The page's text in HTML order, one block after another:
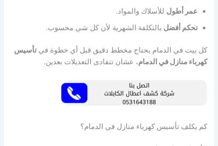
عمر أطول للأسلاك والمواد.
تحكم أفضل بالتكلفة الشهرية لأن كل شي محسوب.
كل بيت في الدمام يحتاج مخطط دقيق قبل أي خطوة فيتأسيس
كهرباء منازل في الدمام، عشان تتفادى التعديلات بعدين.
كم يكلف تأسيس كهرباء منازل في الدمام؟